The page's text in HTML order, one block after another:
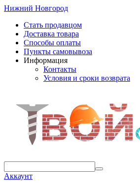
Нижний Новгород
Стать продавцом
Доставка товара
Способы оплаты
Пункты самовывоза
Информация
Контакты
Условия и сроки возврата
Аккаунт